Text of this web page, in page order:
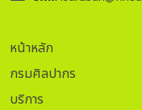
จอมเกล้าเจ้าอยู่หัว, พระ
พระบาทสมเด็จพระจอมเ
ที่ ๔ (กรุงเทพฯ: องค์การ
ราชนิพนธ์ในพระบาทสมเ
หน้าหลัก
กรมศิลปากร
บริการ